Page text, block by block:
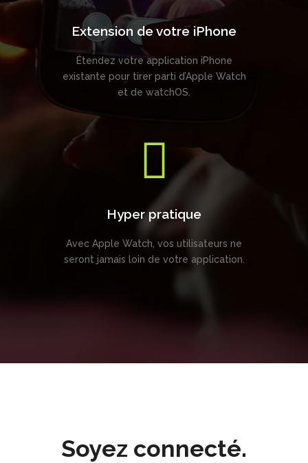
Extension de votre iPhone
Étendez votre application iPhone
existante pour tirer parti d’Apple Watch
et de watchOS.
Hyper pratique
Avec Apple Watch, vos utilisateurs ne
seront jamais loin de votre application.
Soyez connecté.